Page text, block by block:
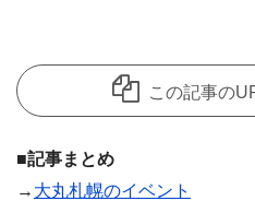
この記事の
■記事まとめ
→ 大丸札幌のイベント